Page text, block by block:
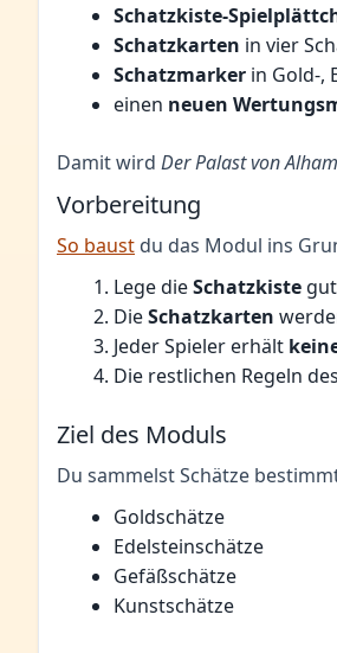
Schatzkiste-
Schatzkarten in vier
Schatzmarker in Gold-,
einen neuen
Damit wird Der Palast von
Vorbereitung
So baust du das Modul ins
Lege dieSchatzkiste
DieSchatzkarten
Jeder Spieler erhält
Die restlichen Regeln
Ziel des Moduls
Du sammelst Schätze
Goldschätze
Edelsteinschätze
Gefäßschätze
Kunstschätze